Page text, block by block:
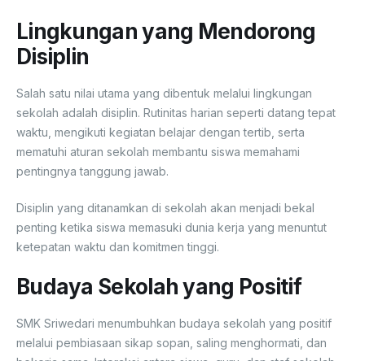
Lingkungan yang Mendorong
Disiplin
Salah satu nilai utama yang dibentuk melalui lingkungan
sekolah adalah disiplin. Rutinitas harian seperti datang tepat
waktu, mengikuti kegiatan belajar dengan tertib, serta
mematuhi aturan sekolah membantu siswa memahami
pentingnya tanggung jawab.
Disiplin yang ditanamkan di sekolah akan menjadi bekal
penting ketika siswa memasuki dunia kerja yang menuntut
ketepatan waktu dan komitmen tinggi.
Budaya Sekolah yang Positif
SMK Sriwedari menumbuhkan budaya sekolah yang positif
melalui pembiasaan sikap sopan, saling menghormati, dan